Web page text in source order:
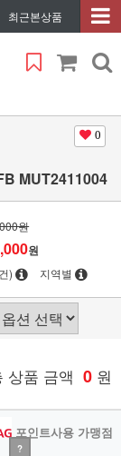
최근본상품
0
MUT2411004
원
원
) 지역별
상품 금액 0 원
포인트사용 가맹점
?